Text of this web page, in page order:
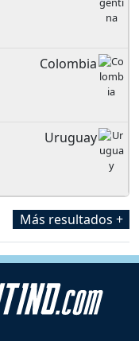
Colombia
Uruguay
Más resultados +